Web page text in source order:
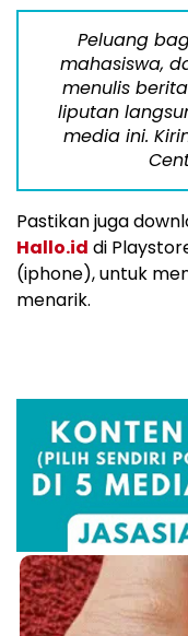
Peluang
mahasiswa,
menulis
liputan
media ini.
Pastikan juga
Hallo.id di
(iphone), untuk
menarik.